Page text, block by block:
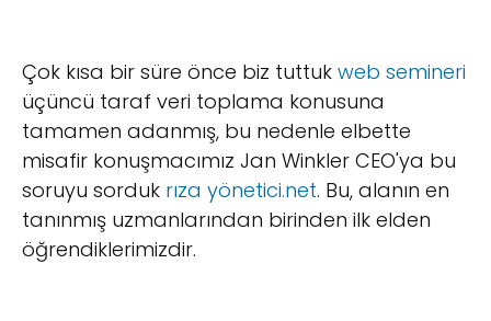
Çok kısa bir süre önce biz tuttuk web semineri
üçüncü taraf veri toplama konusuna
tamamen adanmış, bu nedenle elbette
misafir konuşmacımız Jan Winkler CEO'ya bu
soruyu sorduk rıza yönetici.net. Bu, alanın en
tanınmış uzmanlarından birinden ilk elden
öğrendiklerimizdir.